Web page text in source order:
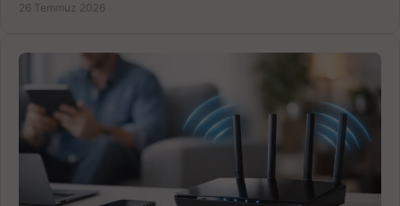
26 Temmuz 2026